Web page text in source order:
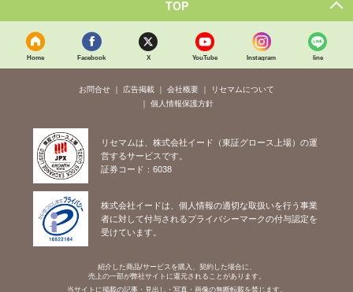
TOP
Home Facebook X YouTube Instagram line
お問合せ 広告掲載 会社概要
リセマムについて
個人情報保護方針
リセマムは、株式会社イード（東証グロース上場）の運
営するサービスです。
証券コード：6038
株式会社イードは、個人情報の適切な取扱いを行う事業
者に対して付与されるプライバシーマークの付与認定を
受けています。
紹介した商品/サービスを購入、契約した場合に、
売上の一部が弊社サイトに還元されることがあります。
当サイトに掲載の記事・見出し・写真・画像の無断転載を禁じます。